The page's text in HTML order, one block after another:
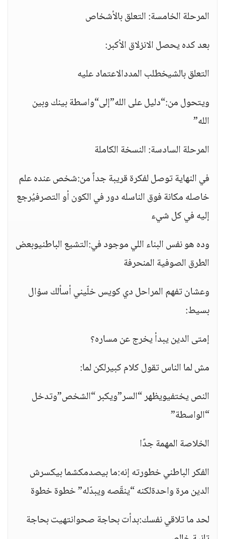
المرحلة الخامسة: التعلق بالأشخاص
بعد كده يحصل الانزلاق الأكبر:
التعلق بالشيخطلب المددالاعتماد عليه
ويتحول من:“دليل على الله”إلى“واسطة بينك وبين
الله”
المرحلة السادسة: النسخة الكاملة
في النهاية توصل لفكرة قريبة جداً من:شخص عنده علم
خاصله مكانة فوق الناسله دور في الكون أو التصرفيُرجع
إليه في كل شيء
وده هو نفس البناء اللي موجود في:التشيع الباطنيوبعض
الطرق الصوفية المنحرفة
وعشان تفهم المراحل دي كويس خلّيني أسألك سؤال
بسيط:
إمتى الدين يبدأ يخرج عن مساره؟
مش لما الناس تقول كلام كبيرلكن لما:
النص يختفيويظهر “السر”ويكبر “الشخص”وتدخل
“الواسطة”
الخلاصة المهمة جدًا
الفكر الباطني خطورته إنه:ما بيصدمكشما بيكسرش
الدين مرة واحدةلكنه “ينقّصه ويبدّله” خطوة خطوة
لحد ما تلاقي نفسك:بدأت بحاجة صحوانتهيت بحاجة